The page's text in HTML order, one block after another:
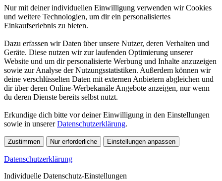
Nur mit deiner individuellen Einwilligung verwenden wir Cookies
und weitere Technologien, um dir ein personalisiertes
Einkaufserlebnis zu bieten.
Dazu erfassen wir Daten über unsere Nutzer, deren Verhalten und
Geräte. Diese nutzen wir zur laufenden Optimierung unserer
Website und um dir personalisierte Werbung und Inhalte anzuzeigen
sowie zur Analyse der Nutzungsstatistiken. Außerdem können wir
deine verschlüsselten Daten mit externen Anbietern abgleichen und
dir über deren Online-Werbekanäle Angebote anzeigen, nur wenn
du deren Dienste bereits selbst nutzt.
Erkundige dich bitte vor deiner Einwilligung in den Einstellungen
sowie in unsererDatenschutzerklärung.
Zustimmen Nur erforderliche Einstellungen anpassen
Datenschutzerklärung
Individuelle Datenschutz-Einstellungen